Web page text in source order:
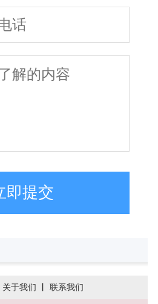
即提交
关于我们 丨 联系我们